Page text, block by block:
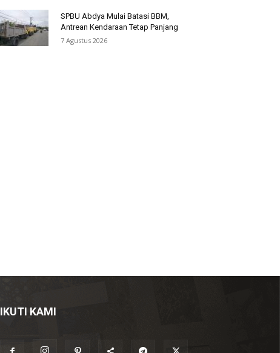
SPBU Abdya Mulai Batasi BBM,
Antrean Kendaraan Tetap Panjang
7 Agustus 2026
IKUTI KAMI